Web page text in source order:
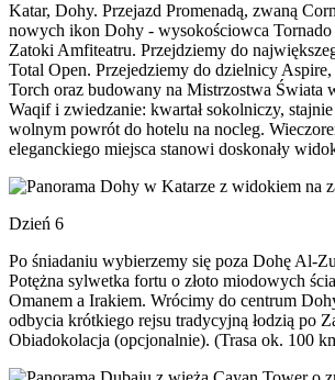
Katar, Dohy. Przejazd Promenadą, zwaną
nowych ikon Dohy - wysokościowca Tornado
Zatoki Amfiteatru. Przejdziemy do
Total Open. Przejedziemy do dzielnicy
Torch oraz budowany na Mistrzostwa Świata
Waqif i zwiedzanie: kwartał sokolniczy,
wolnym powrót do hotelu na nocleg.
eleganckiego miejsca stanowi doskonały
Dzień 6
Po śniadaniu wybierzemy się poza Dohę Al-
Potężna sylwetka fortu o złoto miodowych
Omanem a Irakiem. Wrócimy do centrum
odbycia krótkiego rejsu tradycyjną łodzią po
Obiadokolacja (opcjonalnie). (Trasa ok. 100